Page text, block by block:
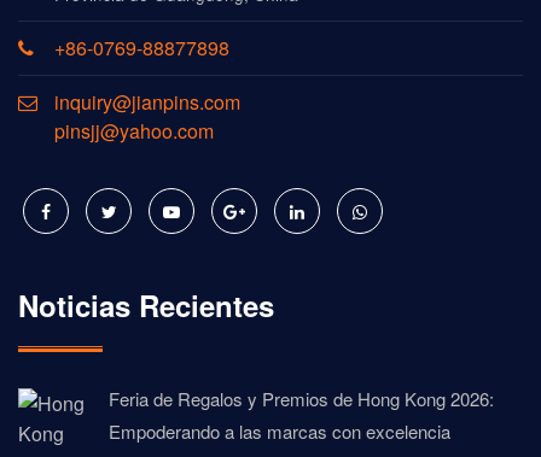
+86-0769-88877898
inquiry@jianpins.com
pinsjj@yahoo.com
Noticias Recientes
Feria de Regalos y Premios de Hong Kong 2026:
Empoderando a las marcas con excelencia